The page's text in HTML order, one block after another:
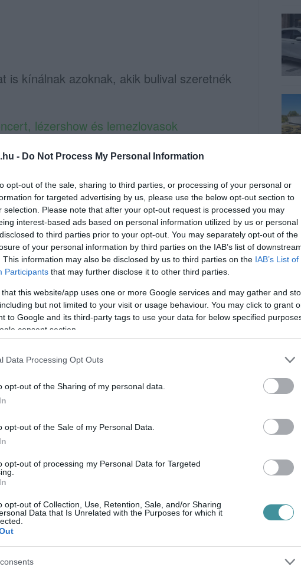
- Do Not Process My Personal Information
opt-out of the sale, sharing to third parties, or processing of your personal or
for targeted advertising by us, please use the below opt-out section to
selection. Please note that after your opt-out request is processed you may
interest-based ads based on personal information utilized by us or personal
to third parties prior to your opt-out. You may separately opt-out of the
of your personal information by third parties on the IAB’s list of
This information may also be disclosed by us to third parties on the IAB’s List of
Participants that may further disclose it to other third parties.
that this website/app uses one or more Google services and may gather and
but not limited to your visit or usage behaviour. You may click to grant
to Google and its third-party tags to use your data for below specified
consent section.
Data Processing Opt Outs
opt-out of the Sharing of my personal data.
opt-out of the Sale of my Personal Data.
opt-out of processing my Personal Data for Targeted
opt-out of Collection, Use, Retention, Sale, and/or Sharing
Data that Is Unrelated with the Purposes for which it
is kínálnak azoknak, akik bulival szeretnék
lézershow és lemezlovasok
rendezvényeken is köszönthetjük az
cikkben mutatta be a
jelentjük, hogy újra #EGYÜTT
egyetlen, és legnagyobb közös
BlooDers, Ben Steel és REWOP
vételben is elérhetők, ugyanakkor 18
az esemény.
Egy éjszaka, ami csak a régi idők
es évek kedvenceit Eger ismert
pedig a 2000-es évek